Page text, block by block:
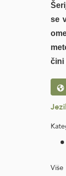
se
čini
Više